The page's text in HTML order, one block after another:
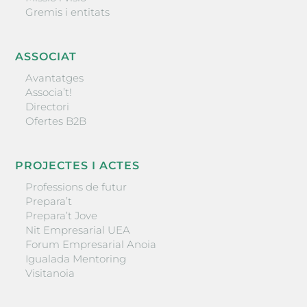
Gremis i entitats
ASSOCIAT
Avantatges
Associa’t!
Directori
Ofertes B2B
PROJECTES I ACTES
Professions de futur
Prepara’t
Prepara’t Jove
Nit Empresarial UEA
Forum Empresarial Anoia
Igualada Mentoring
Visitanoia